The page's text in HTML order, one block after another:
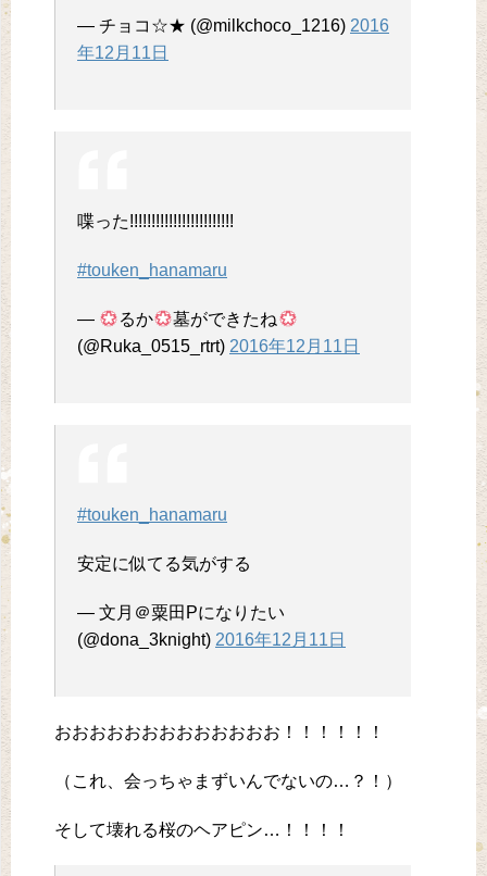
— チョコ☆★ (@milkchoco_1216) 2016
年12月11日
喋った!!!!!!!!!!!!!!!!!!!!!!!!
#touken_hanamaru
— るか
墓ができたね
(@Ruka_0515_rtrt) 2016年12月11日
#touken_hanamaru
安定に似てる気がする
— 文月＠粟田Pになりたい
(@dona_3knight) 2016年12月11日
おおおおおおおおおおおおお！！！！！！
（これ、会っちゃまずいんでないの…？！）
そして壊れる桜のヘアピン…！！！！